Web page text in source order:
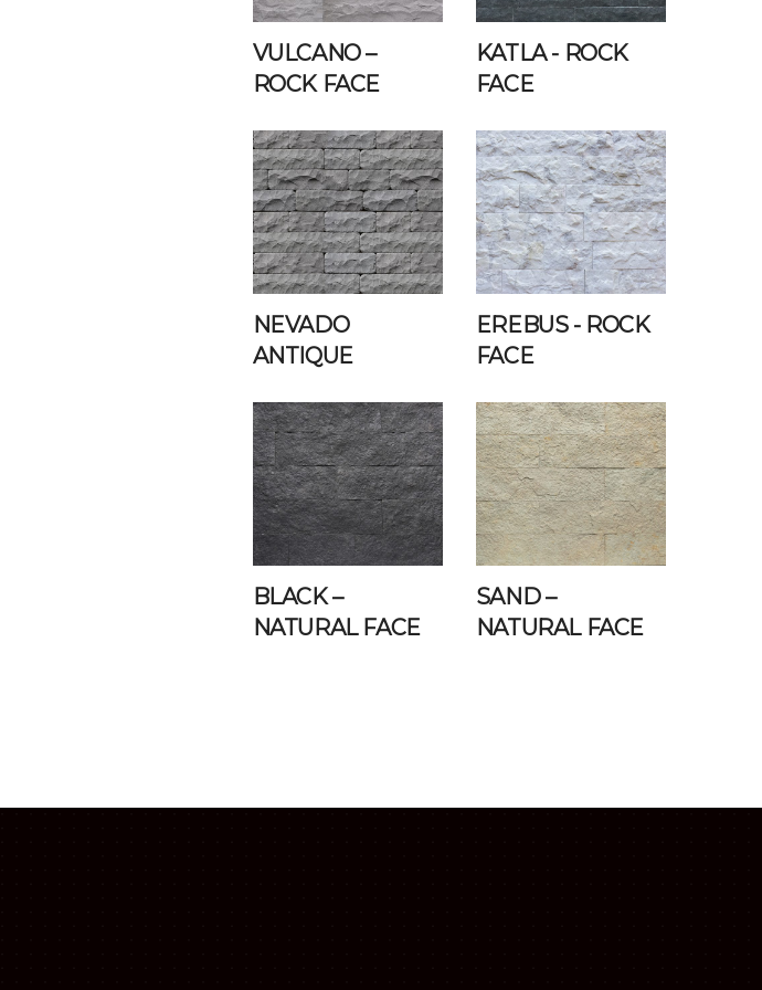
VULCANO –
ROCK FACE
KATLA- ROCK
FACE
NEVADO
ANTIQUE
EREBUS- ROCK
FACE
BLACK –
NATURAL FACE
SAND –
NATURAL FACE